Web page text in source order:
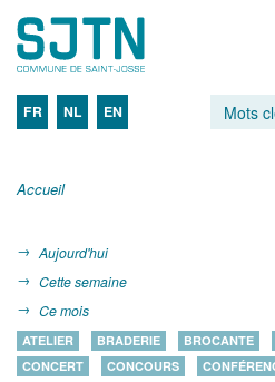
FR NL EN
Accueil
Aujourd'hui
Cette semaine
Ce mois
ATELIER BRADERIE BROCANTE
CONCERT
CONCOURS